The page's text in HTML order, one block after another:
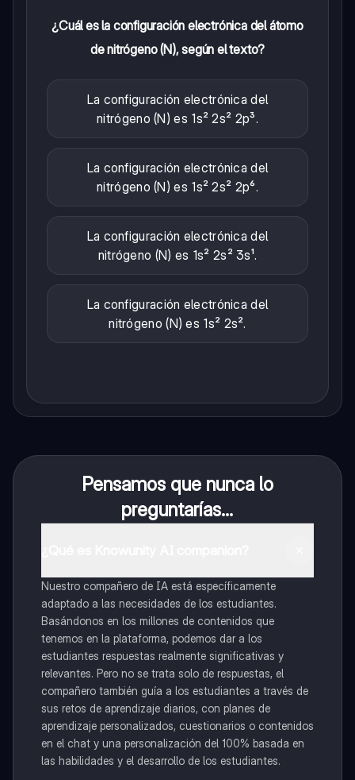
¿Cuál es la configuración electrónica del átomo
de nitrógeno (N), según el texto?
La configuración electrónica del
nitrógeno (N) es 1s² 2s² 2p³.
La configuración electrónica del
nitrógeno (N) es 1s² 2s² 2p⁶.
La configuración electrónica del
nitrógeno (N) es 1s² 2s² 3s¹.
La configuración electrónica del
nitrógeno (N) es 1s² 2s².
Pensamos que nunca lo
preguntarías...
Nuestro compañero de IA está específicamente
adaptado a las necesidades de los estudiantes.
Basándonos en los millones de contenidos que
tenemos en la plataforma, podemos dar a los
estudiantes respuestas realmente significativas y
relevantes. Pero no se trata solo de respuestas, el
compañero también guía a los estudiantes a través de
sus retos de aprendizaje diarios, con planes de
aprendizaje personalizados, cuestionarios o contenidos
en el chat y una personalización del 100% basada en
las habilidades y el desarrollo de los estudiantes.